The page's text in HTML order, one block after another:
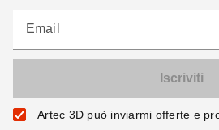
Email
Artec 3D può inviarmi offerte e